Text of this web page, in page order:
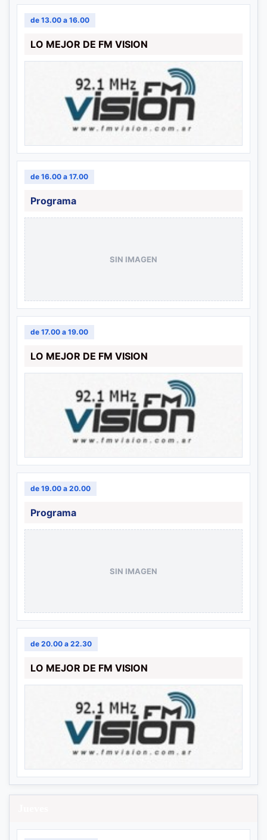
de 13.00 a 16.00
LO MEJOR DE FM VISION
de 16.00 a 17.00
Programa
SIN IMAGEN
de 17.00 a 19.00
LO MEJOR DE FM VISION
de 19.00 a 20.00
Programa
SIN IMAGEN
de 20.00 a 22.30
LO MEJOR DE FM VISION